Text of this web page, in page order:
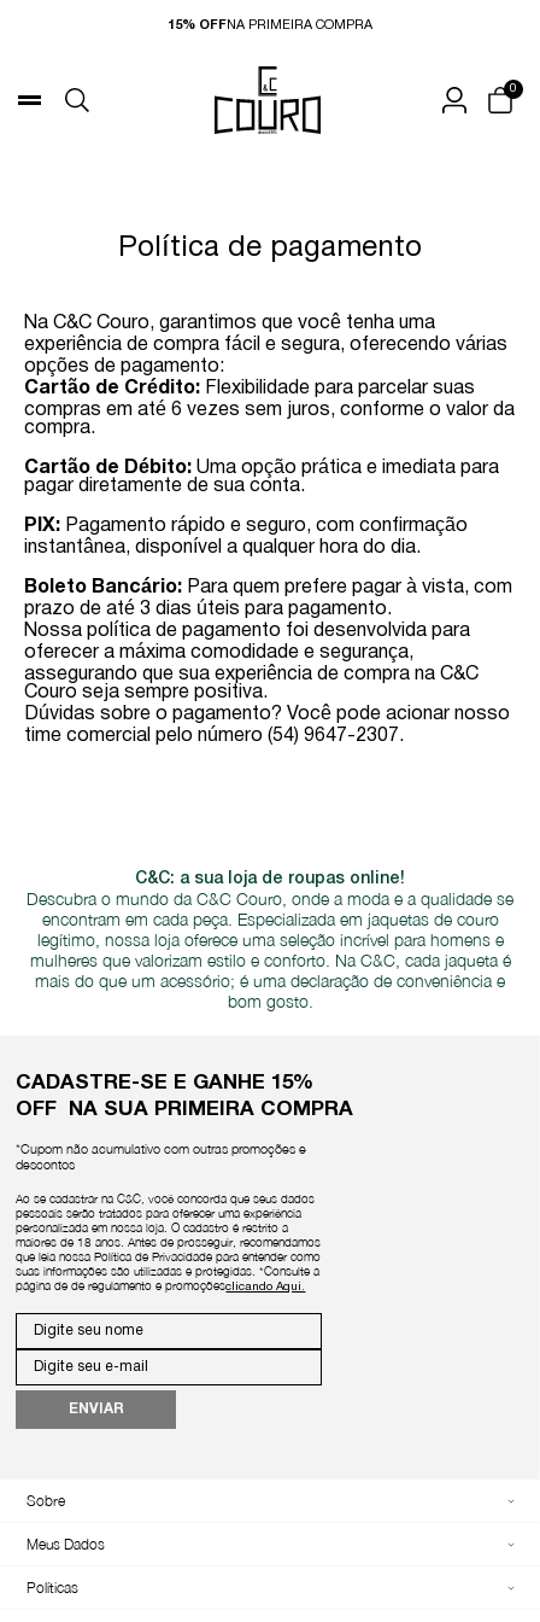
15% OFF NA PRIMEIRA COMPRA
0
Política de pagamento
Na C&C Couro, garantimos que você tenha uma
experiência de compra fácil e segura, oferecendo várias
opções de pagamento:
Cartão de Crédito: Flexibilidade para parcelar suas
compras em até 6 vezes sem juros, conforme o valor da
compra.
Cartão de Débito: Uma opção prática e imediata para
pagar diretamente de sua conta.
PIX: Pagamento rápido e seguro, com confirmação
instantânea, disponível a qualquer hora do dia.
Boleto Bancário: Para quem prefere pagar à vista, com
prazo de até 3 dias úteis para pagamento.
Nossa política de pagamento foi desenvolvida para
oferecer a máxima comodidade e segurança,
assegurando que sua experiência de compra na C&C
Couro seja sempre positiva.
Dúvidas sobre o pagamento? Você pode acionar nosso
time comercial pelo número (54) 9647-2307.
C&C: a sua loja de roupas online!
Descubra o mundo da C&C Couro, onde a moda e a qualidade se
encontram em cada peça. Especializada em jaquetas de couro
legítimo, nossa loja oferece uma seleção incrível para homens e
mulheres que valorizam estilo e conforto. Na C&C, cada jaqueta é
mais do que um acessório; é uma declaração de conveniência e
bom gosto.
CADASTRE-SE E GANHE 15%
OFF NA SUA PRIMEIRA COMPRA
*Cupom não acumulativo com outras promoções e
descontos
ENVIAR
Ao se cadastrar na C&C, você concorda que seus dados
pessoais serão tratados para oferecer uma experiência
personalizada em nossa loja. O cadastro é restrito a
maiores de 18 anos. Antes de prosseguir, recomendamos
que leia nossa Política de Privacidade para entender como
suas informações são utilizadas e protegidas. *Consulte a
página de de regulamento e promoções
Sobre
Meus Dados
Políticas